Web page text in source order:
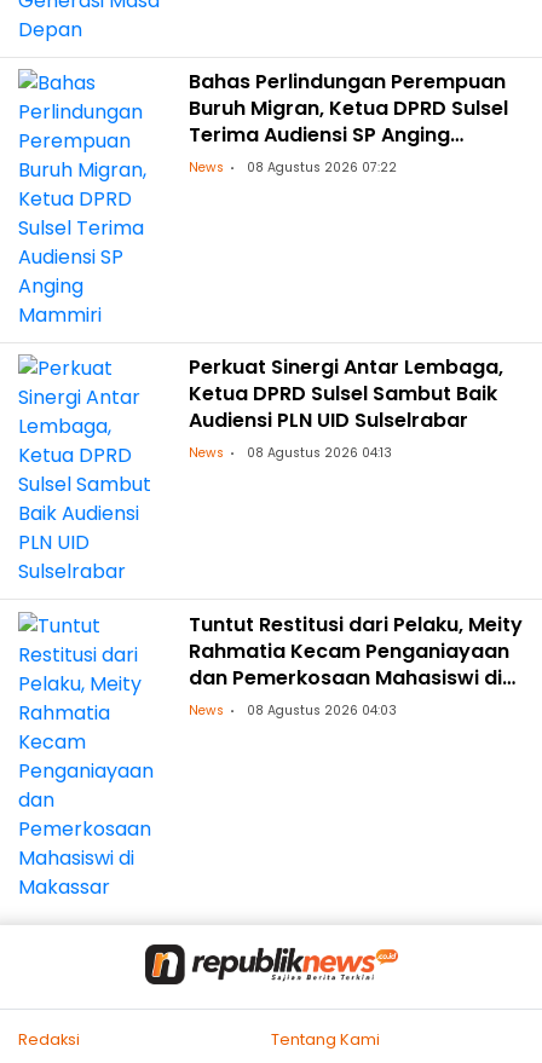
Bahas Perlindungan Perempuan
Buruh Migran, Ketua DPRD Sulsel
Terima Audiensi SP Anging
Mammiri
News 08 Agustus 2026 07:22
Perkuat Sinergi Antar Lembaga,
Ketua DPRD Sulsel Sambut Baik
Audiensi PLN UID Sulselrabar
News 08 Agustus 2026 04:13
Tuntut Restitusi dari Pelaku, Meity
Rahmatia Kecam Penganiayaan
dan Pemerkosaan Mahasiswi di
Makassar
News 08 Agustus 2026 04:03
Redaksi Tentang Kami